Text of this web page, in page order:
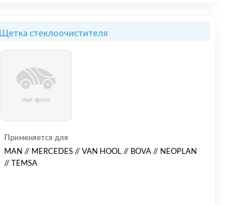
Щетка стеклоочистителя
Применяется для
MAN // MERCEDES // VAN HOOL // BOVA // NEOPLAN
// TEMSA